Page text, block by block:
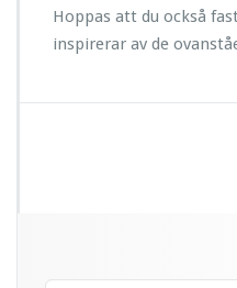
Hoppas att du också
inspirerar av de